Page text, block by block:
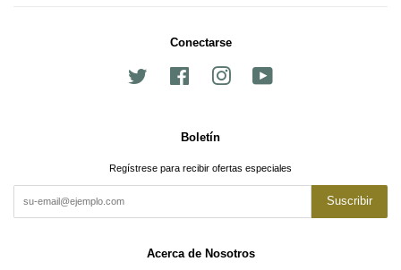
Conectarse
Facebook Instagram
Boletín
Regístrese para recibir ofertas especiales
Suscribir
Acerca de Nosotros